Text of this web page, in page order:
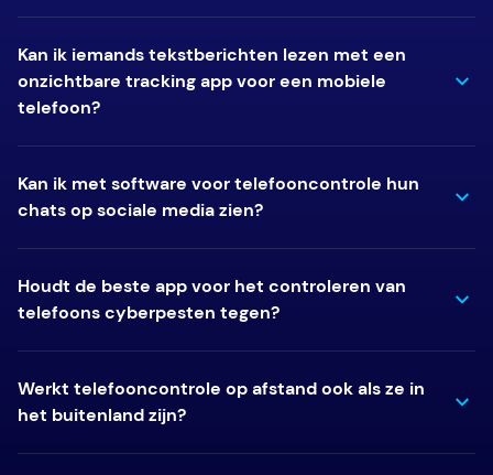
Kan ik iemands tekstberichten lezen met een
onzichtbare tracking app voor een mobiele
telefoon?
Kan ik met software voor telefooncontrole hun
chats op sociale media zien?
Houdt de beste app voor het controleren van
telefoons cyberpesten tegen?
Werkt telefooncontrole op afstand ook als ze in
het buitenland zijn?